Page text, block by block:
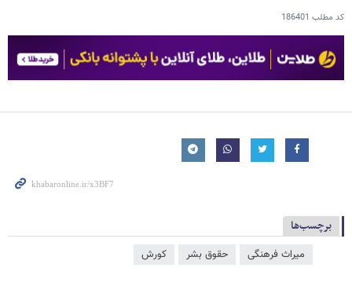
کد مطلب 186401
برچسب‌ها
میراث فرهنگی حقوق بشر کورش